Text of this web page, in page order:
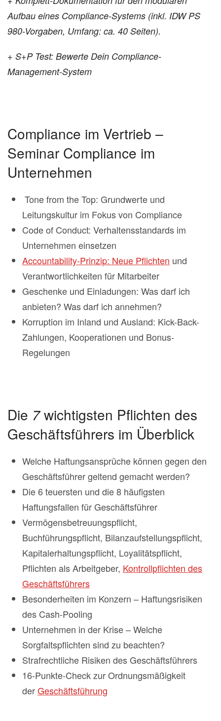
Aufbau eines Compliance-Systems (inkl. IDW PS
980-Vorgaben, Umfang: ca. 40 Seiten).
+ S+P Test: Bewerte Dein Compliance-
Management-System
Compliance im Vertrieb –
Seminar Compliance im
Unternehmen
Tone from the Top: Grundwerte und
Leitungskultur im Fokus von Compliance
Code of Conduct: Verhaltensstandards im
Unternehmen einsetzen
Accountability-Prinzip: Neue Pflichten und
Verantwortlichkeiten für Mitarbeiter
Geschenke und Einladungen: Was darf ich
anbieten? Was darf ich annehmen?
Korruption im Inland und Ausland: Kick-Back-
Zahlungen, Kooperationen und Bonus-
Regelungen
Die 7wichtigsten Pflichten des
Geschäftsführers im Überblick
Welche Haftungsansprüche können gegen den
Geschäftsführer geltend gemacht werden?
Die 6 teuersten und die 8 häufigsten
Haftungsfallen für Geschäftsführer
Vermögensbetreuungspflicht,
Buchführungspflicht, Bilanzaufstellungspflicht,
Kapitalerhaltungspflicht, Loyalitätspflicht,
Pflichten als Arbeitgeber, Kontrollpflichten des
Geschäftsführers
Besonderheiten im Konzern – Haftungsrisiken
des Cash-Pooling
Unternehmen in der Krise – Welche
Sorgfaltspflichten sind zu beachten?
Strafrechtliche Risiken des Geschäftsführers
16-Punkte-Check zur Ordnungsmäßigkeit
derGeschäftsführung